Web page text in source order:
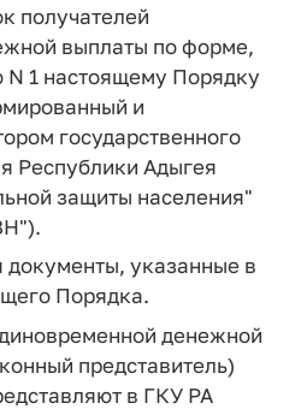
получателей
выплаты по форме,
1 настоящему Порядку
и
государственного
Республики Адыгея
защиты населения"
документы, указанные в
Порядка.
денежной
представитель)
в ГКУ РА